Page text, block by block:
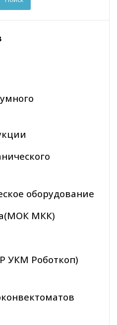
оборудование
МКК)
УКМ Роботкоп)